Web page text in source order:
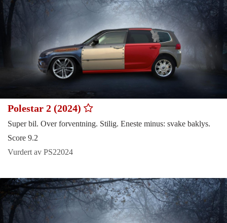
Polestar 2 (2024)
Super bil. Over forventning. Stilig. Eneste minus: svake baklys.
Score 9.2
Vurdert av PS22024